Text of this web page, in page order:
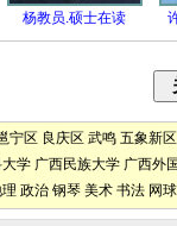
杨教员.硕士在读
宁区 良庆区 武鸣 五象新区
学 广西民族大学 广西外
政治 钢琴 美术 书法 网球